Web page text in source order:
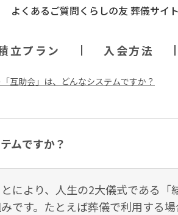
よくあるご質問くらしの友 葬儀サイ
立プラン 入会方法
互助会」は、どんなシステムですか？
ムですか？
により、人生の2大儀式である「
です。たとえば葬儀で利用する